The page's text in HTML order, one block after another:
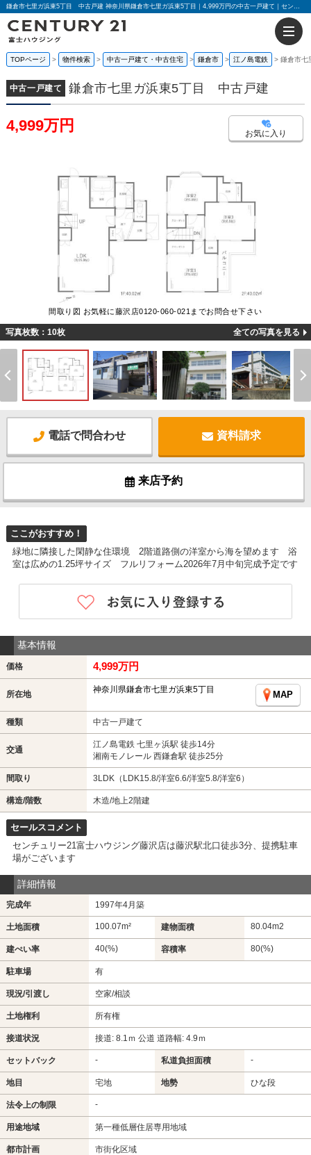
鎌倉市七里ガ浜東5丁目 中古戸建 神奈川県鎌倉市七里ガ浜東5丁目｜4,999万円の中古一戸建て｜センチュリー21富士ハウジング
TOPページ 物件検索 中古一戸建て・中古住宅 鎌倉市 江ノ島電鉄 鎌倉市
中古一戸建て 鎌倉市七里ガ浜東5丁目 中古戸建
4,999万円 お気に入り
間取り図 お気軽に藤沢店0120-060-021までお問合せ下さい
写真枚数：10枚 全ての写真を見る
電話で問合わせ 資料請求
来店予約
ここがおすすめ！
緑地に隣接した閑静な住環境 2階道路側の洋室から海を望めます 浴
室は広めの1.25坪サイズ フルリフォーム2026年7月中旬完成予定です
基本情報
価格 4,999万円
所在地 神奈川県鎌倉市七里ガ浜東5丁目
MAP
種類 中古一戸建て
交通
江ノ島電鉄 七里ヶ浜駅 徒歩14分
湘南モノレール 西鎌倉駅 徒歩25分
間取り 3LDK（LDK15.8/洋室6.6/洋室5.8/洋室6）
構造/階数 木造/地上2階建
セールスコメント
センチュリー21富士ハウジング藤沢店は藤沢駅北口徒歩3分、提携駐車
場がございます
詳細情報
完成年 1997年4月築
土地面積 100.07m² 建物面積 80.04m2
建ぺい率 40(%) 容積率 80(%)
駐車場 有
現況/引渡し 空家/相談
土地権利 所有権
接道状況 接道: 8.1ｍ 公道 道路幅: 4.9ｍ
セットバック - 私道負担面積 -
地目 宅地 地勢 ひな段
法令上の制限 -
用途地域 第一種低層住居専用地域
都市計画 市街化区域